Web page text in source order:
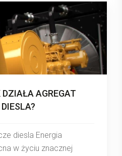
AGREGAT
diesla Energia
w życiu znacznej